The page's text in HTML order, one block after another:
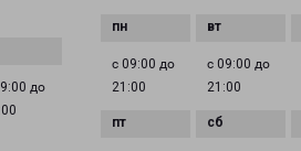
до
с 09:00 до
21:00
с 09:00 до
21:00